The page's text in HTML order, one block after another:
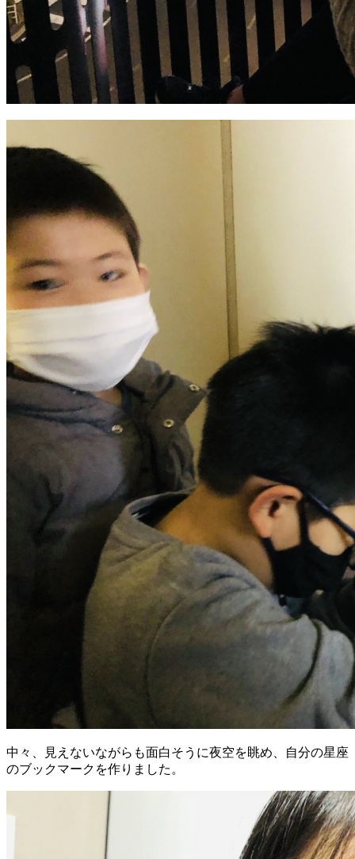
中々、見えないながらも面白そうに夜空を眺め、自分の星座
のブックマークを作りました。